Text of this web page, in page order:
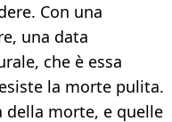
Con una
una data
che è essa
la morte pulita.
della morte, e quelle